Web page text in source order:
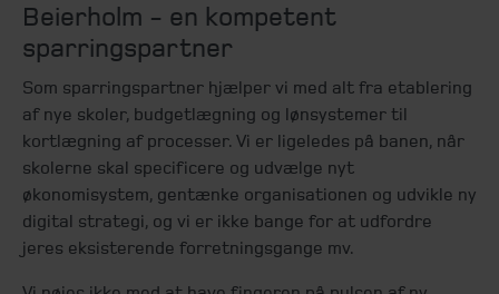
Beierholm - en kompetent
sparringspartner
Som sparringspartner hjælper vi med alt fra etablering
af nye skoler, budgetlægning og lønsystemer til
kortlægning af processer. Vi er ligeledes på banen, når
skolerne skal specificere og udvælge nyt
økonomisystem, gentænke organisationen og udvikle ny
digital strategi, og vi er ikke bange for at udfordre
jeres eksisterende forretningsgange mv.